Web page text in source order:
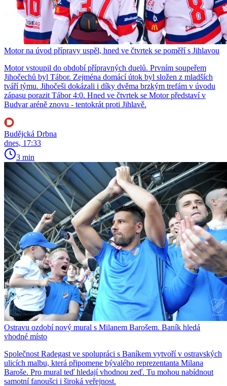
Motor na úvod přípravy uspěl, hned ve čtvrtek se poměří s Jihlavou
Motor vstoupil do období přípravných duelů. Prvním soupeřem
Jihočechů byl Tábor. Zejména domácí útok byl složen z mladších
tváří týmu. Jihočeši dokázali i díky dvěma brzkým trefám v úvodu
zápasu porazit Tábor 4:0. Hned ve čtvrtek se Motor představí v
Budvar aréně znovu - tentokrát proti Jihlavě.
Budějcká Drbna
dnes, 17:33
3 min
Ostravu ozdobí nový mural s Milanem Barošem. Baník hledá
vhodné místo
Společnost Radegast ve spolupráci s Baníkem vytvoří v ostravských
ulicích malbu, která připomene bývalého reprezentanta Milana
Baroše. Pro mural teď hledají vhodnou zeď. Tu mohou nabídnout
samotní fanoušci i široká veřejnost.